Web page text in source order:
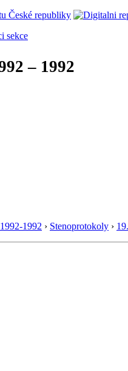
sekce
– 1992
1992 › Stenoprotokoly ›